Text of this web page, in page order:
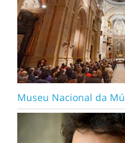
Museu Nacional da